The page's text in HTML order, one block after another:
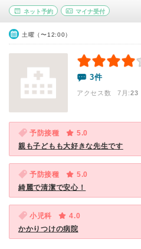
ネット予約 マイナ受付
土曜（〜12:00）
3件
アクセス数 7月:23
予防接種
5.0
親も子どもも大好きな先生です
予防接種
5.0
綺麗で清潔で安心！
小児科
4.0
かかりつけの病院